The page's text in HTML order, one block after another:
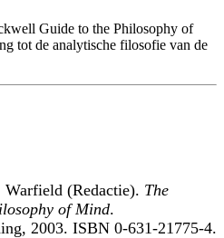
Guide to the Philosophy of
tot de analytische filosofie van de
Warfield (Redactie). The
of Mind.
2003. ISBN 0-631-21775-4.